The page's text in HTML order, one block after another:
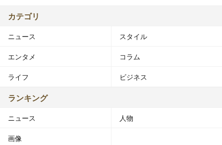
カテゴリ
ニュース スタイル
エンタメ コラム
ライフ ビジネス
ランキング
ニュース 人物
画像